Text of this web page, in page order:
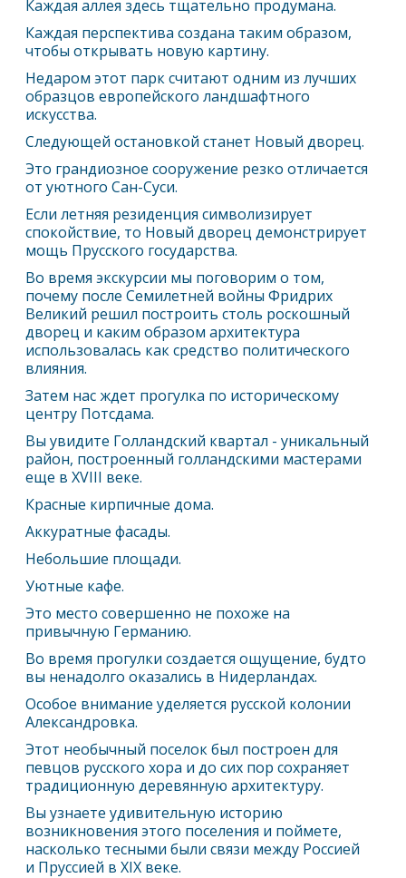
Каждая аллея здесь тщательно продумана.
Каждая перспектива создана таким образом,
чтобы открывать новую картину.
Недаром этот парк считают одним из лучших
образцов европейского ландшафтного
искусства.
Следующей остановкой станет Новый дворец.
Это грандиозное сооружение резко отличается
от уютного Сан-Суси.
Если летняя резиденция символизирует
спокойствие, то Новый дворец демонстрирует
мощь Прусского государства.
Во время экскурсии мы поговорим о том,
почему после Семилетней войны Фридрих
Великий решил построить столь роскошный
дворец и каким образом архитектура
использовалась как средство политического
влияния.
Затем нас ждет прогулка по историческому
центру Потсдама.
Вы увидите Голландский квартал - уникальный
район, построенный голландскими мастерами
еще в XVIII веке.
Красные кирпичные дома.
Аккуратные фасады.
Небольшие площади.
Уютные кафе.
Это место совершенно не похоже на
привычную Германию.
Во время прогулки создается ощущение, будто
вы ненадолго оказались в Нидерландах.
Особое внимание уделяется русской колонии
Александровка.
Этот необычный поселок был построен для
певцов русского хора и до сих пор сохраняет
традиционную деревянную архитектуру.
Вы узнаете удивительную историю
возникновения этого поселения и поймете,
насколько тесными были связи между Россией
и Пруссией в XIX веке.